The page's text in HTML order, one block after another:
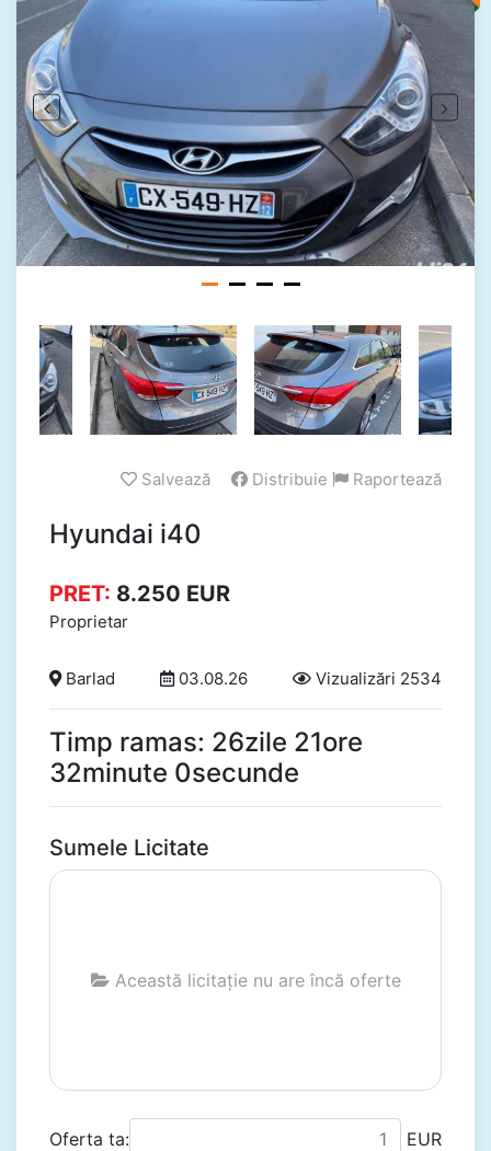
Salvează Distribuie Raportează
Hyundai i40
PRET: 8.250 EUR
Proprietar
Barlad 03.08.26 Vizualizări 2534
Timp ramas: 26zile 21ore
32minute 0secunde
Sumele Licitate
Această licitație nu are încă oferte
Oferta ta: EUR